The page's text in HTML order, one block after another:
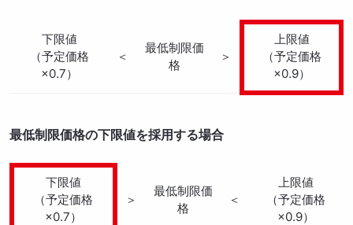
下限値
（予定価格
×0.7）
＜
最低制限価
格
＞
上限値
（予定価格
×0.9）
最低制限価格の下限値を採用する場合
下限値
（予定価格
×0.7）
＞
最低制限価
格
＜
上限値
（予定価格
×0.9）